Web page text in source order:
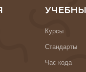
Курсы
Стандарты
Час кода